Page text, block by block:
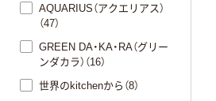
AQUARIUS（アクエリアス）
（47）
GREEN DA・KA・RA（グリー
ンダカラ）（16）
世界のkitchenから（8）